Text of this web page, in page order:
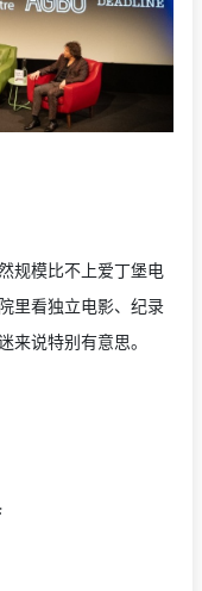
规模比不上爱丁堡电
里看独立电影、纪录
来说特别有意思。